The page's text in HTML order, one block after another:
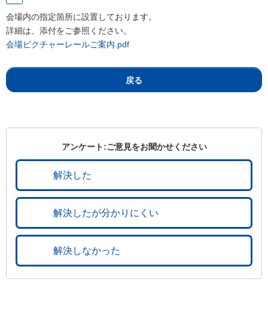
会場内の指定箇所に設置しております。
詳細は、添付をご参照ください。
会場ピクチャーレールご案内.pdf
戻る
アンケート:ご意見をお聞かせください
解決した
解決したが分かりにくい
解決しなかった